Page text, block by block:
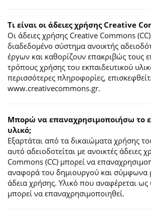
Τι είναι οι άδειες χρήσης Creative
Οι άδειες χρήσης Creative Commons
διαδεδομένο σύστημα ανοικτής
έργων και καθορίζουν επακριβώς τους
τρόπους χρήσης του εκπαιδευτικού
περισσότερες πληροφορίες,
www.creativecommons.gr.
Mπορώ να επαναχρησιμοποιήσω το
υλικό;
Εξαρτάται από τα δικαιώματα χρήσης
αυτό αδειοδοτείται με ανοικτές άδειες
Commons (CC) μπορεί να
αναφορά του δημιουργού και σύμφωνα
άδεια χρήσης. Υλικό που αναφέρεται ως
μπορεί να επαναχρησιμοποιηθεί.